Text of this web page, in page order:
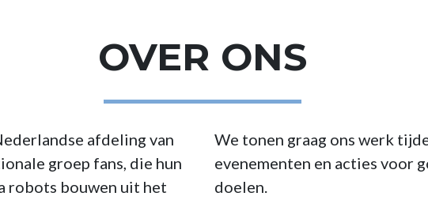
OVER ONS
afdeling van
groep fans, die hun
robots bouwen uit het
We tonen graag ons werk
evenementen en acties voor
doelen.